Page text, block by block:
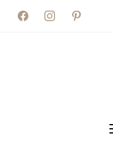
facebookinstagrampinterest